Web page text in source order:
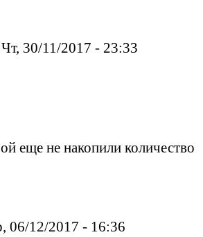
30/11/2017 - 23:33
еще не накопили количество
06/12/2017 - 16:36